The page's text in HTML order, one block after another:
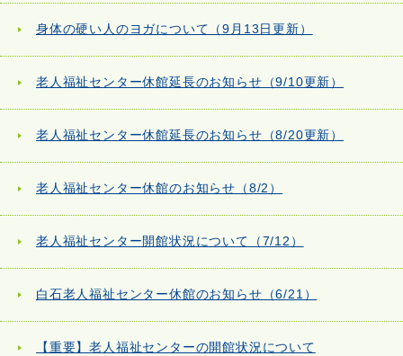
身体の硬い人のヨガについて（9月13日更新）
老人福祉センター休館延長のお知らせ（9/10更新）
老人福祉センター休館延長のお知らせ（8/20更新）
老人福祉センター休館のお知らせ（8/2）
老人福祉センター開館状況について（7/12）
白石老人福祉センター休館のお知らせ（6/21）
【重要】老人福祉センターの開館状況について